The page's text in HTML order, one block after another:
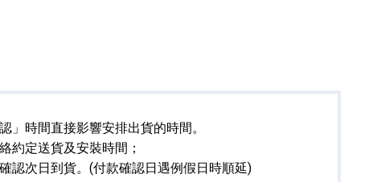
」時間直接影響安排出貨的時間。
約定送貨及安裝時間；
認次日到貨。(付款確認日遇例假日時順延)